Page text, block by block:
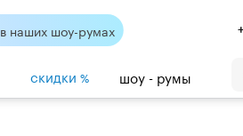
в наших шоу-румах
скидки % шоу - румы